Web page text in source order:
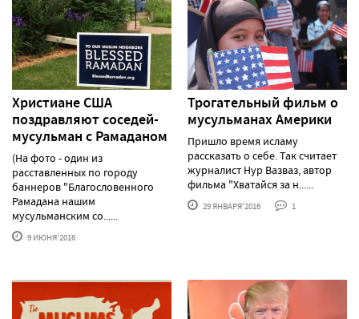
Христиане США
поздравляют соседей-
мусульман с Рамаданом
(На фото - один из
расставленных по городу
баннеров "Благословенного
Рамадана нашим
мусульманским со......
9 ИЮНЯ'2016
Трогательный фильм о
мусульманах Америки
Пришло время исламу
рассказать о себе. Так считает
журналист Нур Вазваз, автор
фильма "Хватайся за н......
29 ЯНВАРЯ'2016 1